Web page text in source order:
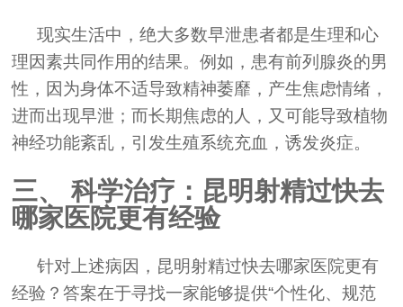
现实生活中，绝大多数早泄患者都是生理和心
理因素共同作用的结果。例如，患有前列腺炎的男
性，因为身体不适导致精神萎靡，产生焦虑情绪，
进而出现早泄；而长期焦虑的人，又可能导致植物
神经功能紊乱，引发生殖系统充血，诱发炎症。
三、 科学治疗：昆明射精过快去
哪家医院更有经验
针对上述病因，昆明射精过快去哪家医院更有
经验？答案在于寻找一家能够提供“个性化、规范